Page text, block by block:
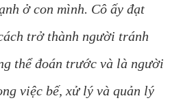
ở con mình. Cô ấy đạt
trở thành người tránh
thể đoán trước và là người
việc bế, xử lý và quản lý